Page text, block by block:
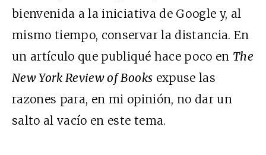
bienvenida a la iniciativa de Google y, al
mismo tiempo, conservar la distancia. En
un artículo que publiqué hace poco en The
New York Review of Books expuse las
razones para, en mi opinión, no dar un
salto al vacío en este tema.